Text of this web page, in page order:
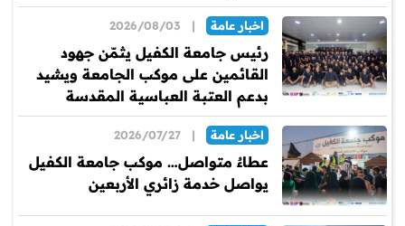
اخبار عامة |
2026/08/03
رئيس جامعة الكفيل يثمّن جهود
القائمين على موكب الجامعة ويشيد
بدعم العتبة العباسية المقدسة
اخبار عامة |
2026/07/27
عطاءٌ متواصل… موكب جامعة الكفيل
يواصل خدمة زائري الأربعين